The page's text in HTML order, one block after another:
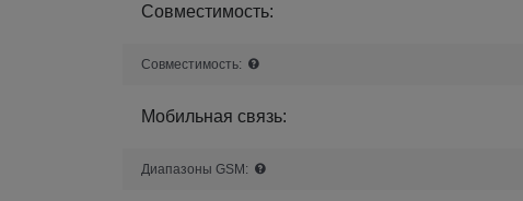
Совместимость:
Совместимость:
Мобильная связь:
Диапазоны GSM: